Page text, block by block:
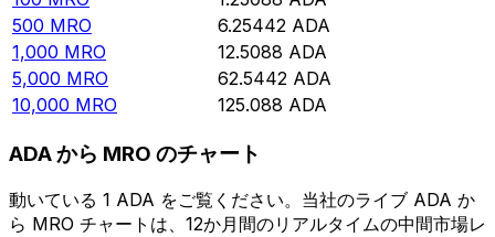
500 MRO 6.25442 ADA
1,000 MRO 12.5088 ADA
5,000 MRO 62.5442 ADA
10,000 MRO 125.088 ADA
ADA から MRO のチャート
動いている 1 ADA をご覧ください。当社のライブ ADA か
ら MRO チャートは、12か月間のリアルタイムの中間市場レ